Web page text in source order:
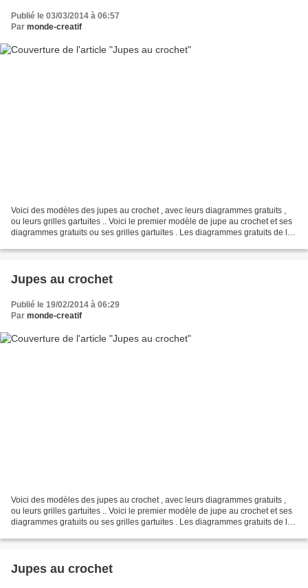
Publié le 03/03/2014 à 06:57
Par monde-creatif
Voici des modèles des jupes au crochet , avec leurs diagrammes gratuits ,
ou leurs grilles gartuites .. Voici le premier modèle de jupe au crochet et ses
diagrammes gratuits ou ses grilles gartuites . Les diagrammes gratuits de la
Jupes au crochet
Publié le 19/02/2014 à 06:29
Par monde-creatif
Voici des modèles des jupes au crochet , avec leurs diagrammes gratuits ,
ou leurs grilles gartuites .. Voici le premier modèle de jupe au crochet et ses
diagrammes gratuits ou ses grilles gartuites . Les diagrammes gratuits de la
Jupes au crochet